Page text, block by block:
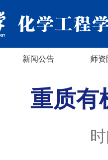
新闻公告 师资
重质有